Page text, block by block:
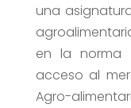
una
en la norma
acceso al
Agro-